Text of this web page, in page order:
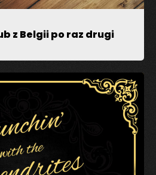
z Belgii po raz drugi